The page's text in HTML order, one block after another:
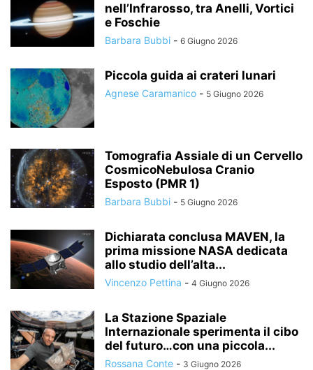
nell’Infrarosso, tra Anelli, Vortici
e Foschie
Barbara Bubbi - 6 Giugno 2026
Piccola guida ai crateri lunari
Agnese Caramanico - 5 Giugno 2026
Tomografia Assiale di un Cervello
CosmicoNebulosa Cranio
Esposto (PMR 1)
Barbara Bubbi - 5 Giugno 2026
Dichiarata conclusa MAVEN, la
prima missione NASA dedicata
allo studio dell’alta...
Vincenzo Pettina - 4 Giugno 2026
La Stazione Spaziale
Internazionale sperimenta il cibo
del futuro…con una piccola...
Rossana Conte - 3 Giugno 2026